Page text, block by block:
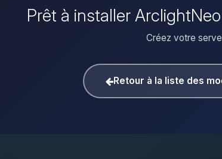
Prêt à installer
Créez votre
Retour à la liste des